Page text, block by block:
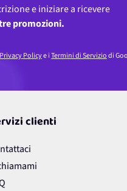
e iniziare a ricevere
promozioni.
Privacy Policye iTermini di Serviziodi
clienti